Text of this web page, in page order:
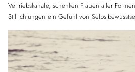
Vertriebskanäle, schenken Frauen aller
Stilrichtungen ein Gefühl von